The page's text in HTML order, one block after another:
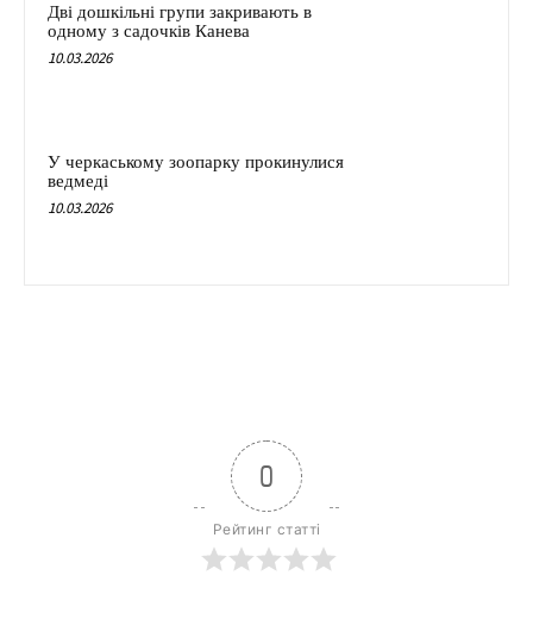
Дві дошкільні групи закривають в
одному з садочків Канева
10.03.2026
У черкаському зоопарку прокинулися
ведмеді
10.03.2026
0
Рейтинг статті